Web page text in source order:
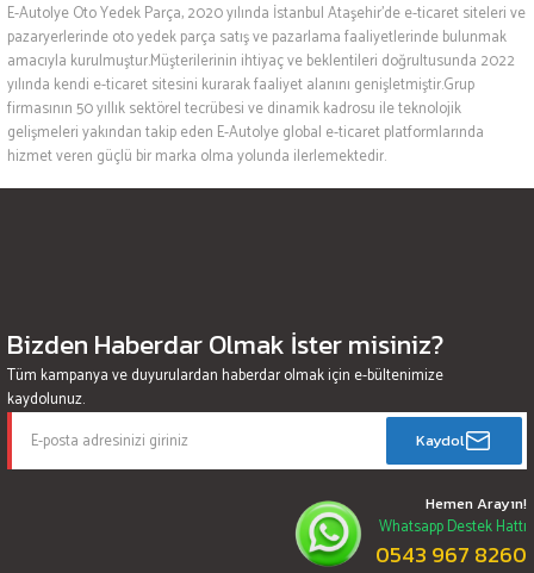
E-Autolye Oto Yedek Parça, 2020 yılında İstanbul Ataşehir’de e-ticaret siteleri ve
pazaryerlerinde oto yedek parça satış ve pazarlama faaliyetlerinde bulunmak
amacıyla kurulmuştur.Müşterilerinin ihtiyaç ve beklentileri doğrultusunda 2022
yılında kendi e-ticaret sitesini kurarak faaliyet alanını genişletmiştir.Grup
firmasının 50 yıllık sektörel tecrübesi ve dinamik kadrosu ile teknolojik
gelişmeleri yakından takip eden E-Autolye global e-ticaret platformlarında
hizmet veren güçlü bir marka olma yolunda ilerlemektedir.
Bizden Haberdar Olmak İster misiniz?
Tüm kampanya ve duyurulardan haberdar olmak için e-bültenimize
kaydolunuz.
Kaydol
Hemen Arayın!
Whatsapp Destek Hattı
0543 967 8260